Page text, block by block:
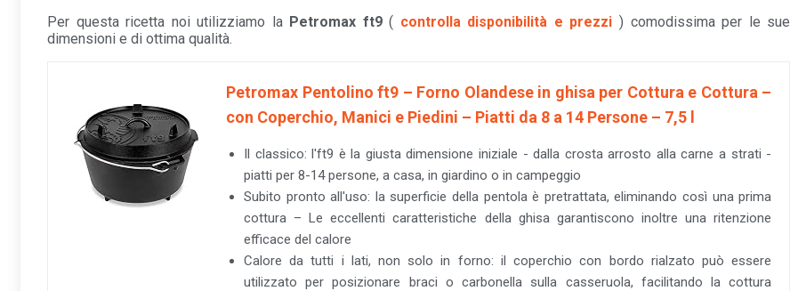
Per questa ricetta noi utilizziamo la Petromax ft9( controlla disponibilità e prezzi ) comodissima per le sue
dimensioni e di ottima qualità.
Petromax Pentolino ft9 – Forno Olandese in ghisa per Cottura e Cottura –
con Coperchio, Manici e Piedini – Piatti da 8 a 14 Persone – 7,5 l
Il classico: l'ft9 è la giusta dimensione iniziale - dalla crosta arrosto alla carne a strati -
piatti per 8-14 persone, a casa, in giardino o in campeggio
Subito pronto all'uso: la superficie della pentola è pretrattata, eliminando così una prima
cottura – Le eccellenti caratteristiche della ghisa garantiscono inoltre una ritenzione
efficace del calore
Calore da tutti i lati, non solo in forno: il coperchio con bordo rialzato può essere
utilizzato per posizionare braci o carbonella sulla casseruola, facilitando la cottura